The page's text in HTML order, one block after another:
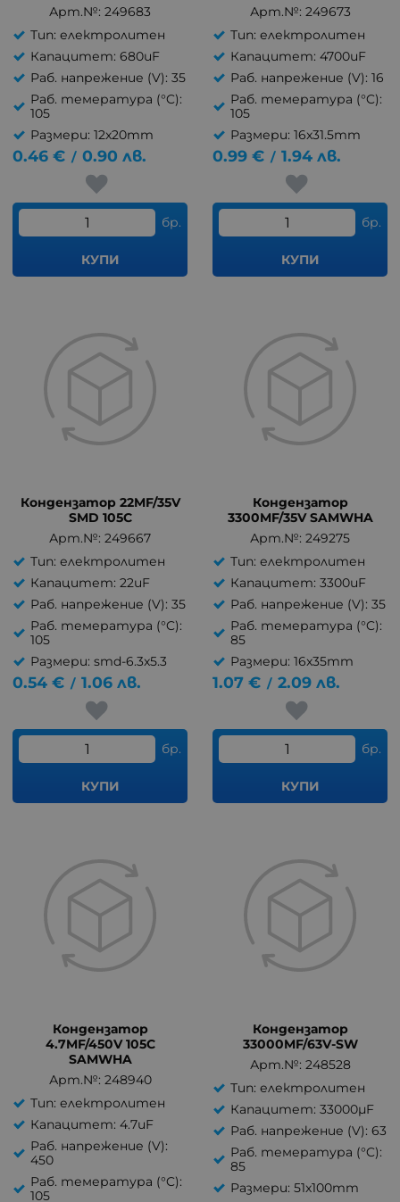
Арт.№: 249683
Тип: електролитен
Капацитет: 680uF
Раб. напрежение (V): 35
Раб. темература (°C):
105
Размери: 12x20mm
0.46 € / 0.90 лв.
бр.
КУПИ
Арт.№: 249673
Тип: електролитен
Капацитет: 4700uF
Раб. напрежение (V): 16
Раб. темература (°C):
105
Размери: 16x31.5mm
0.99 € / 1.94 лв.
бр.
КУПИ
Кондензатор 22MF/35V
SMD 105C
Арт.№: 249667
Тип: електролитен
Капацитет: 22uF
Раб. напрежение (V): 35
Раб. темература (°C):
105
Размери: smd-6.3x5.3
0.54 € / 1.06 лв.
бр.
КУПИ
Кондензатор
3300MF/35V SAMWHA
Арт.№: 249275
Тип: електролитен
Капацитет: 3300uF
Раб. напрежение (V): 35
Раб. темература (°C):
85
Размери: 16x35mm
1.07 € / 2.09 лв.
бр.
КУПИ
Кондензатор
4.7MF/450V 105C
SAMWHA
Арт.№: 248940
Тип: електролитен
Капацитет: 4.7uF
Раб. напрежение (V):
450
Раб. темература (°C):
105
Кондензатор
33000MF/63V-SW
Арт.№: 248528
Тип: електролитен
Капацитет: 33000µF
Раб. напрежение (V): 63
Раб. темература (°C):
85
Размери: 51x100mm